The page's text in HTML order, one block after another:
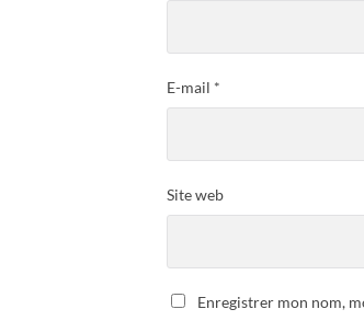
E-mail *
Site web
Enregistrer mon nom,